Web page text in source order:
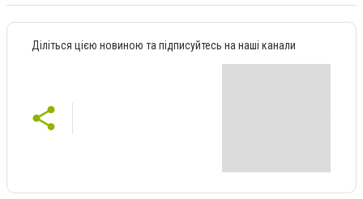
Діліться цією новиною та підписуйтесь на наші канали